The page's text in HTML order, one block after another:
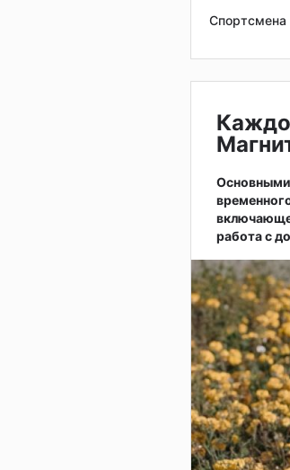
Спортсмена
Основными
работа с